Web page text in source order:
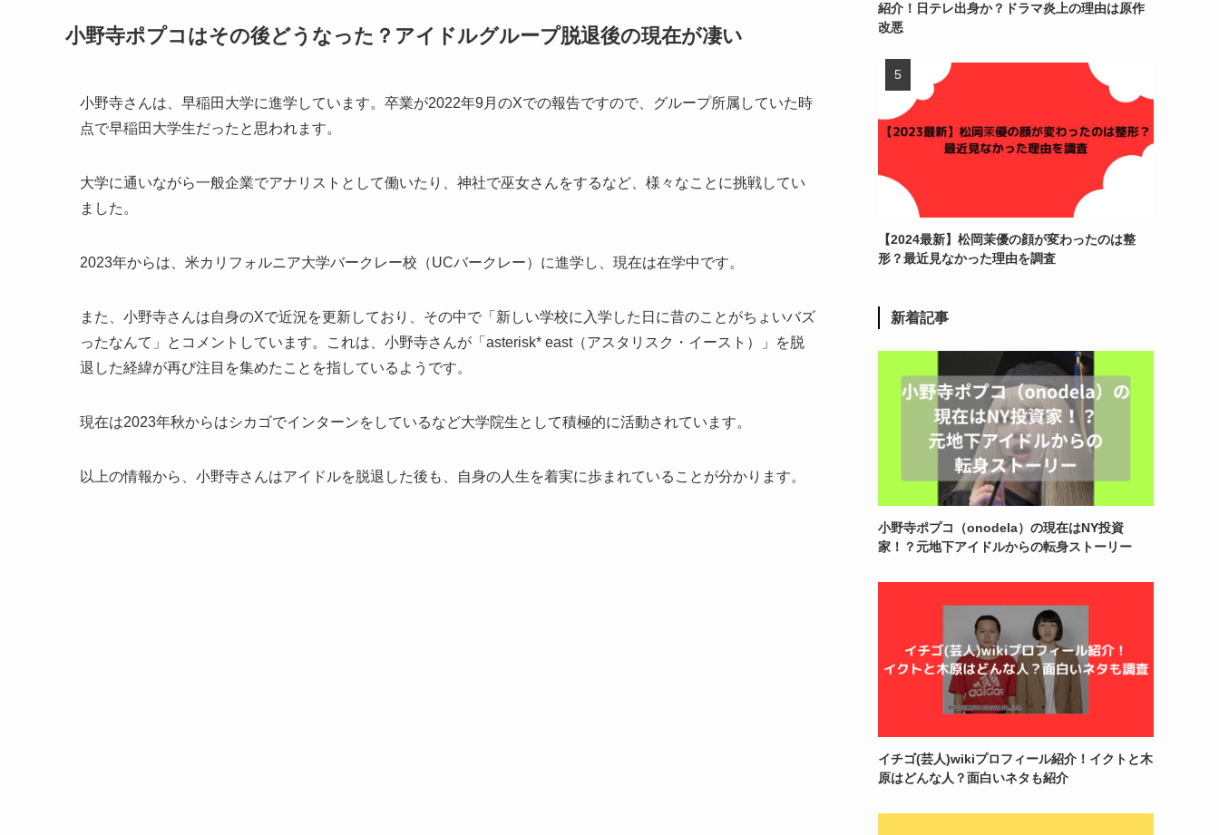
小野寺ポプコはその後どうなった？アイドルグループ脱退後の現在が凄い
小野寺さんは、早稲田大学に進学しています。卒業が2022年9月のXでの報告ですので、グループ所属していた時
点で早稲田大学生だったと思われます。
大学に通いながら一般企業でアナリストとして働いたり、神社で巫女さんをするなど、様々なことに挑戦してい
ました。
2023年からは、米カリフォルニア大学バークレー校（UCバークレー）に進学し、現在は在学中です。
また、小野寺さんは自身のXで近況を更新しており、その中で「新しい学校に入学した日に昔のことがちょいバズ
ったなんて」とコメントしています。これは、小野寺さんが「asterisk* east（アスタリスク・イースト）」を脱
退した経緯が再び注目を集めたことを指しているようです。
現在は2023年秋からはシカゴでインターンをしているなど大学院生として積極的に活動されています。
以上の情報から、小野寺さんはアイドルを脱退した後も、自身の人生を着実に歩まれていることが分かります。
紹介！日テレ出身か？ドラマ炎上の理由は原作
改悪
【2024最新】松岡茉優の顔が変わったのは整
形？最近見なかった理由を調査
新着記事
小野寺ポプコ（onodela）の現在はNY投資
家！？元地下アイドルからの転身ストーリー
イチゴ(芸人)wikiプロフィール紹介！イクトと木
原はどんな人？面白いネタも紹介